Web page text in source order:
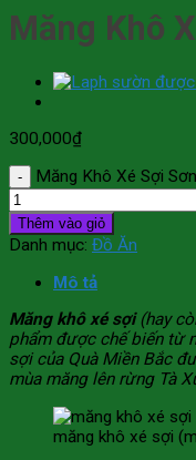
Măng Khô
300,000₫
Măng Khô Xé Sợi
Thêm vào giỏ
Danh mục: Đồ Ăn
Mô tả
Măng khô xé sợi(hay
phẩm được chế biến từ
sợi của Quà Miền Bắc
mùa măng lên rừng Tà
măng khô xé sợi